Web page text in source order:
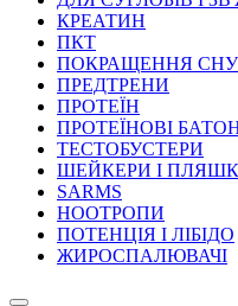
КРЕАТИН
ПКТ
ПОКРАЩЕННЯ СНУ
ПРЕДТРЕНИ
ПРОТЕЇН
ПРОТЕЇНОВІ
ТЕСТОБУСТЕРИ
ШЕЙКЕРИ І
SARMS
НООТРОПИ
ПОТЕНЦІЯ І ЛІБІДО
ЖИРОСПАЛЮВАЧІ